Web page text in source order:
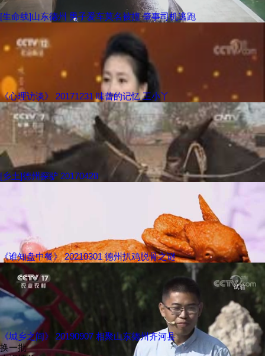
[生命线]山东德州 男子爱车莫名被撞 肇事司机逃跑
《心理访谈》 20171231 味蕾的记忆 王小丫
[乡土]德州探驴 20170428
《谁知盘中餐》 20210301 德州扒鸡脱骨之谜
《城乡之间》 20190907 相聚山东德州齐河县
换一批